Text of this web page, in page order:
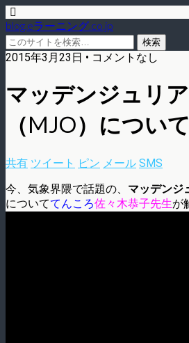
blog.eラーニング.co.jp
2015年3月23日 • コメントなし
マッデンジュリ
（MJO）について
共有 ツイート ピン メール SMS
今、気象界隈で話題の、 マッデンジ
についててんころ佐々木恭子先生が